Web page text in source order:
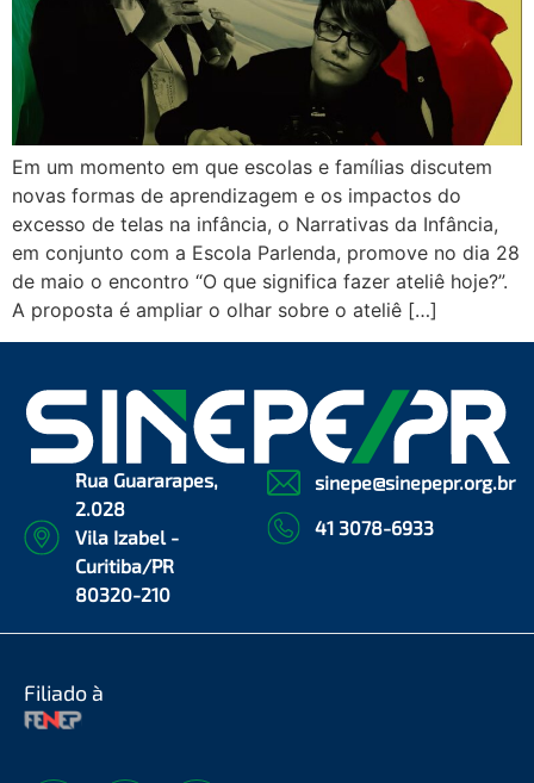
Em um momento em que escolas e famílias discutem
novas formas de aprendizagem e os impactos do
excesso de telas na infância, o Narrativas da Infância,
em conjunto com a Escola Parlenda, promove no dia 28
de maio o encontro “O que significa fazer ateliê hoje?”.
A proposta é ampliar o olhar sobre o ateliê […]
Rua Guararapes,
2.028
Vila Izabel -
Curitiba/PR
80320-210
sinepe@sinepepr.org.br
41 3078-6933
Filiado à